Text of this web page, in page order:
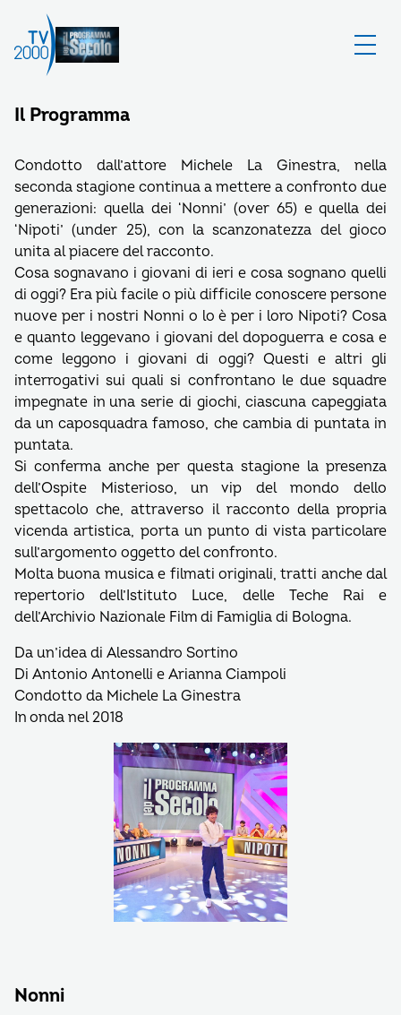
Il Programma
Condotto dall’attore Michele La Ginestra, nella
seconda stagione continua a mettere a confronto due
generazioni: quella dei ‘Nonni’ (over 65) e quella dei
‘Nipoti’ (under 25), con la scanzonatezza del gioco
unita al piacere del racconto.
Cosa sognavano i giovani di ieri e cosa sognano quelli
di oggi? Era più facile o più difficile conoscere persone
nuove per i nostri Nonni o lo è per i loro Nipoti? Cosa
e quanto leggevano i giovani del dopoguerra e cosa e
come leggono i giovani di oggi? Questi e altri gli
interrogativi sui quali si confrontano le due squadre
impegnate in una serie di giochi, ciascuna capeggiata
da un caposquadra famoso, che cambia di puntata in
puntata.
Si conferma anche per questa stagione la presenza
dell’Ospite Misterioso, un vip del mondo dello
spettacolo che, attraverso il racconto della propria
vicenda artistica, porta un punto di vista particolare
sull’argomento oggetto del confronto.
Molta buona musica e filmati originali, tratti anche dal
repertorio dell’Istituto Luce, delle Teche Rai e
dell’Archivio Nazionale Film di Famiglia di Bologna.
Da un’idea di Alessandro Sortino
Di Antonio Antonelli e Arianna Ciampoli
Condotto da Michele La Ginestra
In onda nel 2018
Nonni